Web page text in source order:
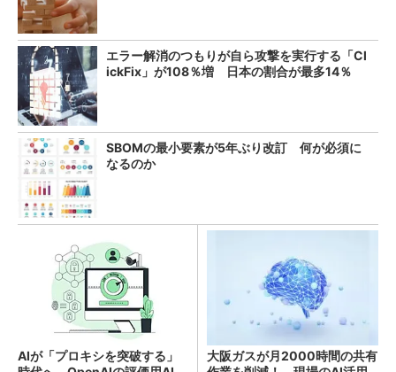
エラー解消のつもりが自ら攻撃を実行する「Cl
ickFix」が108％増 日本の割合が最多14％
SBOMの最小要素が5年ぶり改訂 何が必須に
なるのか
AIが「プロキシを突破する」
大阪ガスが月2000時間の共有